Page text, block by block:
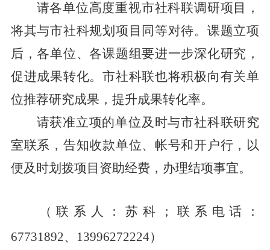
请各单位高度重视市社科联调研项目，
将其与市社科规划项目同等对待。课题立项
后，各单位、各课题组要进一步深化研究，
促进成果转化。市社科联也将积极向有关单
位推荐研究成果，提升成果转化率。
请获准立项的单位及时与市社科联研究
室联系，告知收款单位、帐号和开户行，以
便及时划拨项目资助经费，办理结项事宜。
（联系人：苏科；联系电话：
67731892、 13996272224）